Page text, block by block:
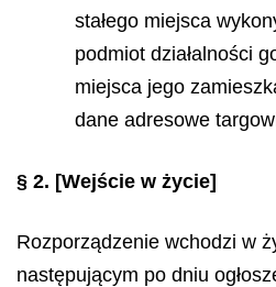
stałego miejsca
podmiot działalności
miejsca jego
dane adresowe
§ 2. [Wejście w życie]
Rozporządzenie wchodzi w
następującym po dniu